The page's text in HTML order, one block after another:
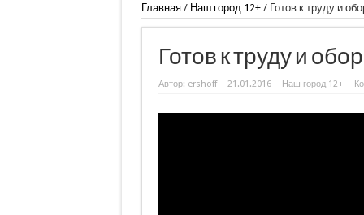
Главная/ Наш город 12+/ Готов к труду и
Готов к труду и
Автор: ershoff 21.01.2016 Наш город 12+